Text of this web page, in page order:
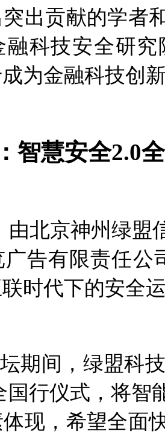
出贡献的学者
融科技安全研
为金融科技创
智慧安全2.0
由北京神州绿盟
告有限责任公
时代下的安全
期间，绿盟科
国行仪式，将智
现，希望全面